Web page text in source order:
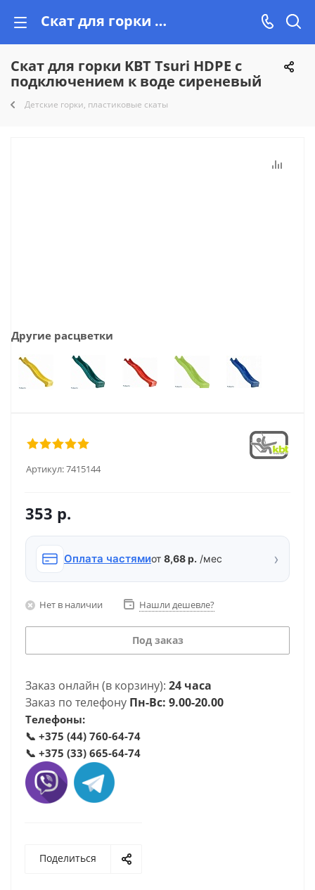
Скат для горки KBT Tsuri HDPE с подключением к воде сиреневый купить недорого на Vishop!
Скат для горки KBT Tsuri HDPE с
подключением к воде сиреневый
Детские горки, пластиковые скаты
Другие расцветки
Артикул:7415144
353 р.
Оплата частямиот 8,68 р. /мес ›
Нет в наличии Нашли дешевле?
Под заказ
Заказ онлайн (в корзину): 24 часа
Заказ по телефону Пн-Вс: 9.00-20.00
Телефоны:
📞 +375 (44) 760-64-74
📞 +375 (33) 665-64-74
Поделиться